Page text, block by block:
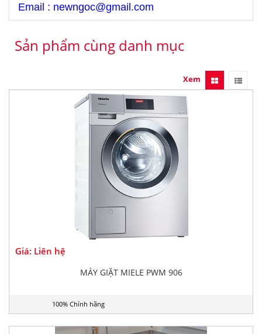
Email : newngoc@gmail.com
Sản phẩm cùng danh mục
Xem
Giá: Liên hệ
MÁY GIẶT MIELE PWM 906
100% Chính hãng